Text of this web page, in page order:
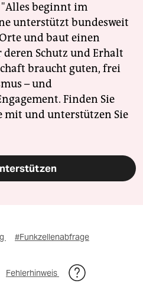
beginnt im
unterstützt bundesweit
und baut einen
Schutz und Erhalt
braucht guten, frei
– und
Finden Sie
mit und unterstützen Sie
#Funkzellenabfrage
Fehlerhinweis